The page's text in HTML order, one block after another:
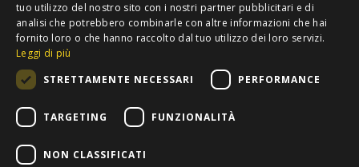
tuo utilizzo del nostro sito con i nostri partner pubblicitari e di
analisi che potrebbero combinarle con altre informazioni che hai
fornito loro o che hanno raccolto dal tuo utilizzo dei loro servizi.
Leggi di più
STRETTAMENTE NECESSARI
PERFORMANCE
TARGETING FUNZIONALITÀ
NON CLASSIFICATI